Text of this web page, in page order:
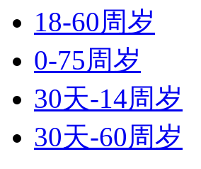
18-60周岁
0-75周岁
30天-14周岁
30天-60周岁